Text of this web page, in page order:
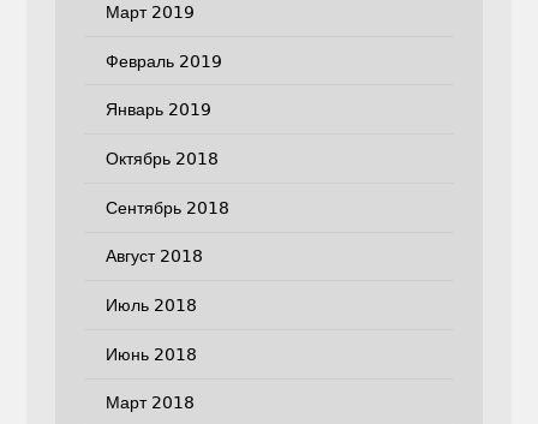
Март 2019
Февраль 2019
Январь 2019
Октябрь 2018
Сентябрь 2018
Август 2018
Июль 2018
Июнь 2018
Март 2018